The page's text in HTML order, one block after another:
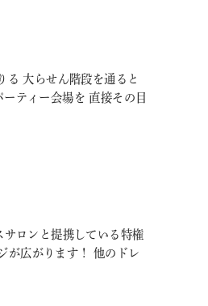
大らせん階段を通ると
ティー会場を 直接その目
ロンと提携している特権
が広がります！ 他のドレ